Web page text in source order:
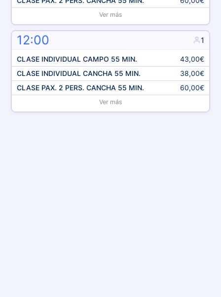
Ver más
12:00 1
CLASE INDIVIDUAL CAMPO 55 MIN.
43,00€
CLASE INDIVIDUAL CANCHA 55 MIN.
38,00€
CLASE PAX. 2 PERS. CANCHA 55 MIN.
60,00€
Ver más